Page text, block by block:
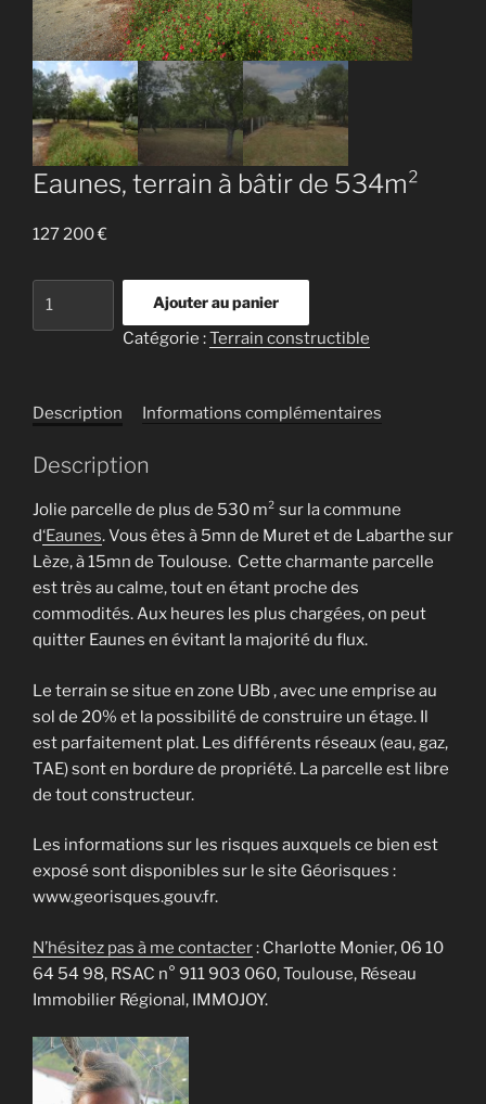
Eaunes, terrain à bâtir de 534m²
127 200€
bâtir
534m²
Ajouter au panier
Catégorie :Terrain constructible
Description Informations complémentaires
Description
Jolie parcelle de plus de 530 m² sur la commune
d‘Eaunes. Vous êtes à 5mn de Muret et de Labarthe sur
Lèze, à 15mn de Toulouse. Cette charmante parcelle
est très au calme, tout en étant proche des
commodités. Aux heures les plus chargées, on peut
quitter Eaunes en évitant la majorité du flux.
Le terrain se situe en zone UBb , avec une emprise au
sol de 20% et la possibilité de construire un étage. Il
est parfaitement plat. Les différents réseaux (eau, gaz,
TAE) sont en bordure de propriété. La parcelle est libre
de tout constructeur.
Les informations sur les risques auxquels ce bien est
exposé sont disponibles sur le site Géorisques :
www.georisques.gouv.fr.
N’hésitez pas à me contacter: Charlotte Monier, 06 10
64 54 98, RSAC n° 911 903 060, Toulouse, Réseau
Immobilier Régional, IMMOJOY.